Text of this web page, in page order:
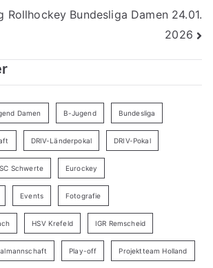
Rollhockey Bundesliga Damen 24.01.
2026
Damen B-Jugend Bundesliga
DRIV-Länderpokal DRIV-Pokal
Schwerte Eurockey
Events Fotografie
HSV Krefeld IGR Remscheid
Play-off Projektteam Holland